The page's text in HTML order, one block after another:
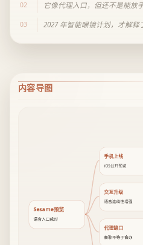
02 它像代理入口，但还不是能放
03 2027 年智能眼镜计划，才解释
内容导图
Sesame预览
语音入口成形
手机上线
iOS公开预览
交互升级
语音连续性增强
代理缺口
会聊不等于会办